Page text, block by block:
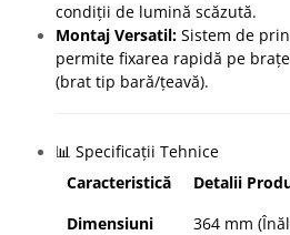
condiții de lumină scăzută.
Montaj Versatil: Sistem de
permite fixarea rapidă pe
(brat tip bară/țeavă).
📊 Specificații Tehnice
Caracteristică
Detalii
Dimensiuni
364 mm